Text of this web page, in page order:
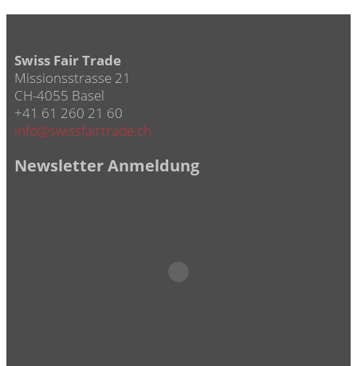
Swiss Fair Trade
Missionsstrasse 21
CH-4055 Basel
+41 61 260 21 60
info@swissfairtrade.ch
Newsletter Anmeldung